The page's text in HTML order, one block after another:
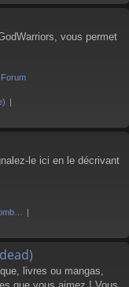
vous permet
le ici en le décrivant
livres ou mangas,